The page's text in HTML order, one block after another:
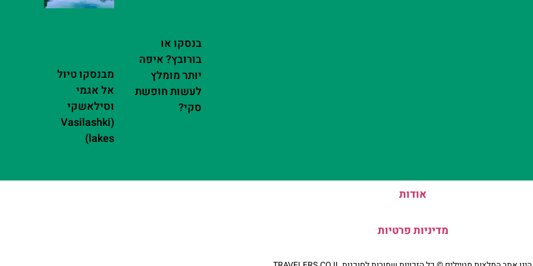
בנסקו או
בורובץ? איפה
יותר מומלץ
לעשות חופשת
סקי?
מבנסקו טיול
אל אגמי
וסילאשקי
(Vasilashki
lakes)
אודות
מדיניות פרטיות